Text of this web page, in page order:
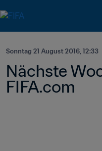
Sonntag 21 August 2016, 12:33
Nächste
FIFA.com